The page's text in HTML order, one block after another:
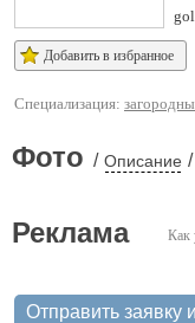
Добавить в избранное
Специализация:
Фото / Описание /
Как
Реклама
Отправить заявку